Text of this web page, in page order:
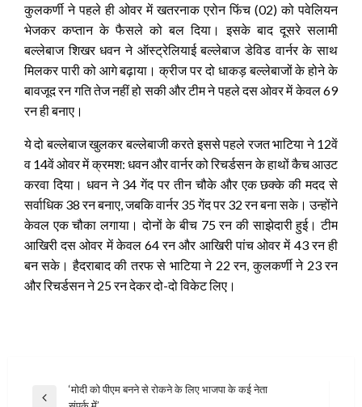
कुलकर्णी ने पहले ही ओवर में खतरनाक एरोन फिंच (02) को पवेलियन
भेजकर कप्तान के फैसले को बल दिया। इसके बाद दूसरे सलामी
बल्लेबाज शिखर धवन ने ऑस्ट्रेलियाई बल्लेबाज डेविड वार्नर के साथ
मिलकर पारी को आगे बढ़ाया। क्रीज पर दो धाकड़ बल्लेबाजों के होने के
बावजूद रन गति तेज नहीं हो सकी और टीम ने पहले दस ओवर में केवल 69
रन ही बनाए।
ये दो बल्लेबाज खुलकर बल्लेबाजी करते इससे पहले रजत भाटिया ने 12वें
व 14वें ओवर में क्रमश: धवन और वार्नर को रिचर्डसन के हाथों कैच आउट
करवा दिया। धवन ने 34 गेंद पर तीन चौके और एक छक्के की मदद से
सर्वाधिक 38 रन बनाए, जबकि वार्नर 35 गेंद पर 32 रन बना सके। उन्होंने
केवल एक चौका लगाया। दोनों के बीच 75 रन की साझेदारी हुई। टीम
आखिरी दस ओवर में केवल 64 रन और आखिरी पांच ओवर में 43 रन ही
बन सके। हैदराबाद की तरफ से भाटिया ने 22 रन, कुलकर्णी ने 23 रन
और रिचर्डसन ने 25 रन देकर दो-दो विकेट लिए।
Post
Previous
‘मोदी को पीएम बनने से रोकने के लिए भाजपा के कई नेता